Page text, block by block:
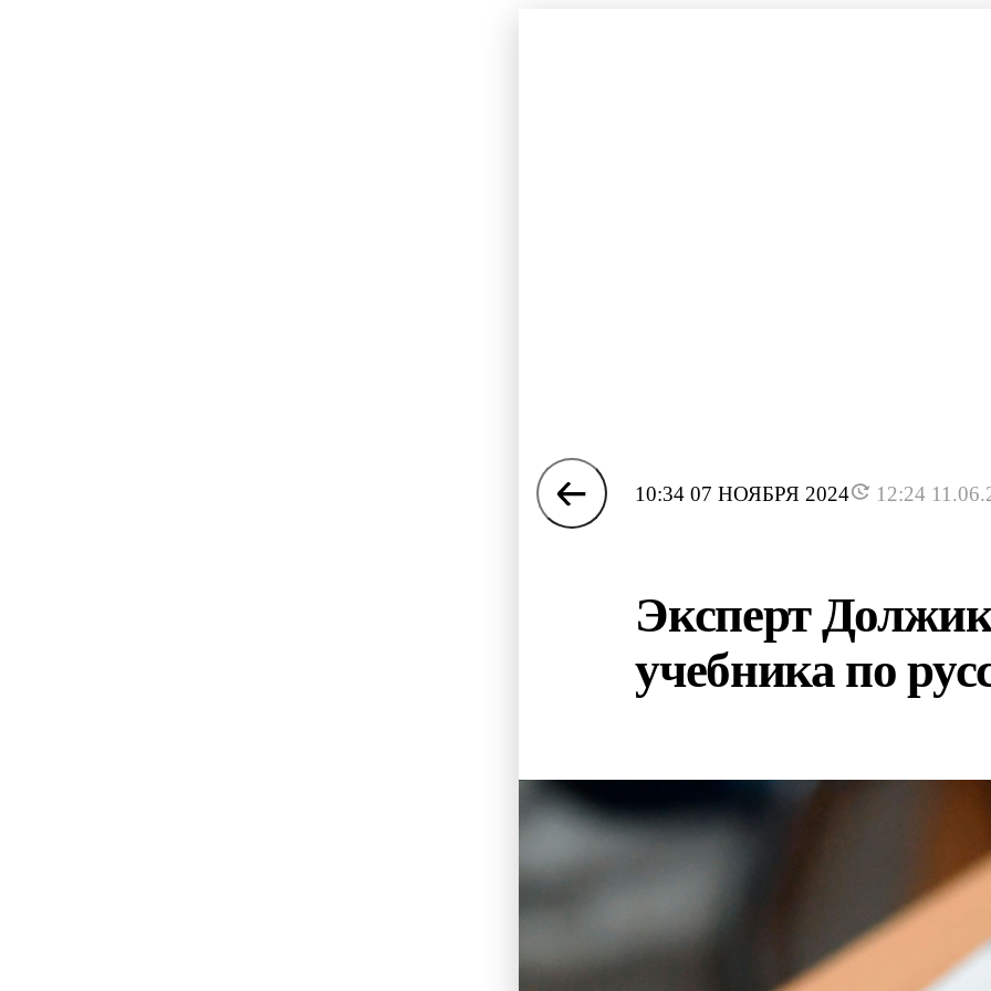
10:34 07 НОЯБРЯ 2024 12:24
Эксперт
учебника по